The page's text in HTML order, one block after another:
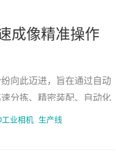
成像精准操作
向此迈进，旨在通过自动
分拣、精密装配、自动化
业相机 生产线